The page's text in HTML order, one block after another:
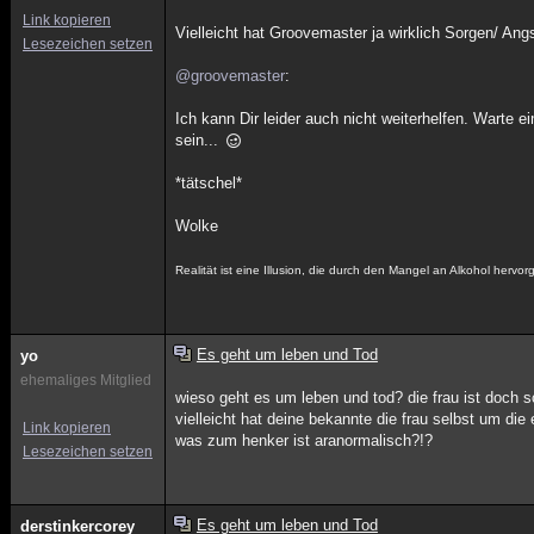
Link kopieren
Lesezeichen setzen
Vielleicht hat Groovemaster ja wirklich Sorgen/
@groovemaster:
Ich kann Dir leider auch nicht weiterhelfen. Warte
sein...
*tätschel*
Wolke
Realität ist eine Illusion, die durch den Mangel an Alkohol
yo
ehemaliges Mitglied
Link kopieren
Lesezeichen setzen
Es geht um leben und Tod
wieso geht es um leben und tod? die frau ist doch
vielleicht hat deine bekannte die frau selbst um
was zum henker ist aranormalisch?!?
derstinkercorey Es geht um leben und Tod